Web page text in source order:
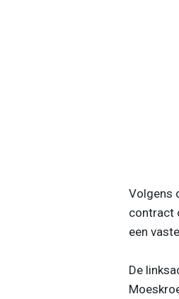
Volgens
contract
een
De